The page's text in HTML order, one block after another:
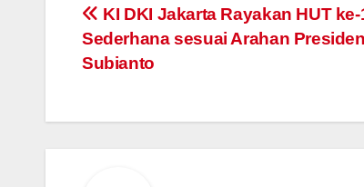
Post
navigation
KI DKI Jakarta Rayakan HUT
Sederhana sesuai Arahan
Subianto